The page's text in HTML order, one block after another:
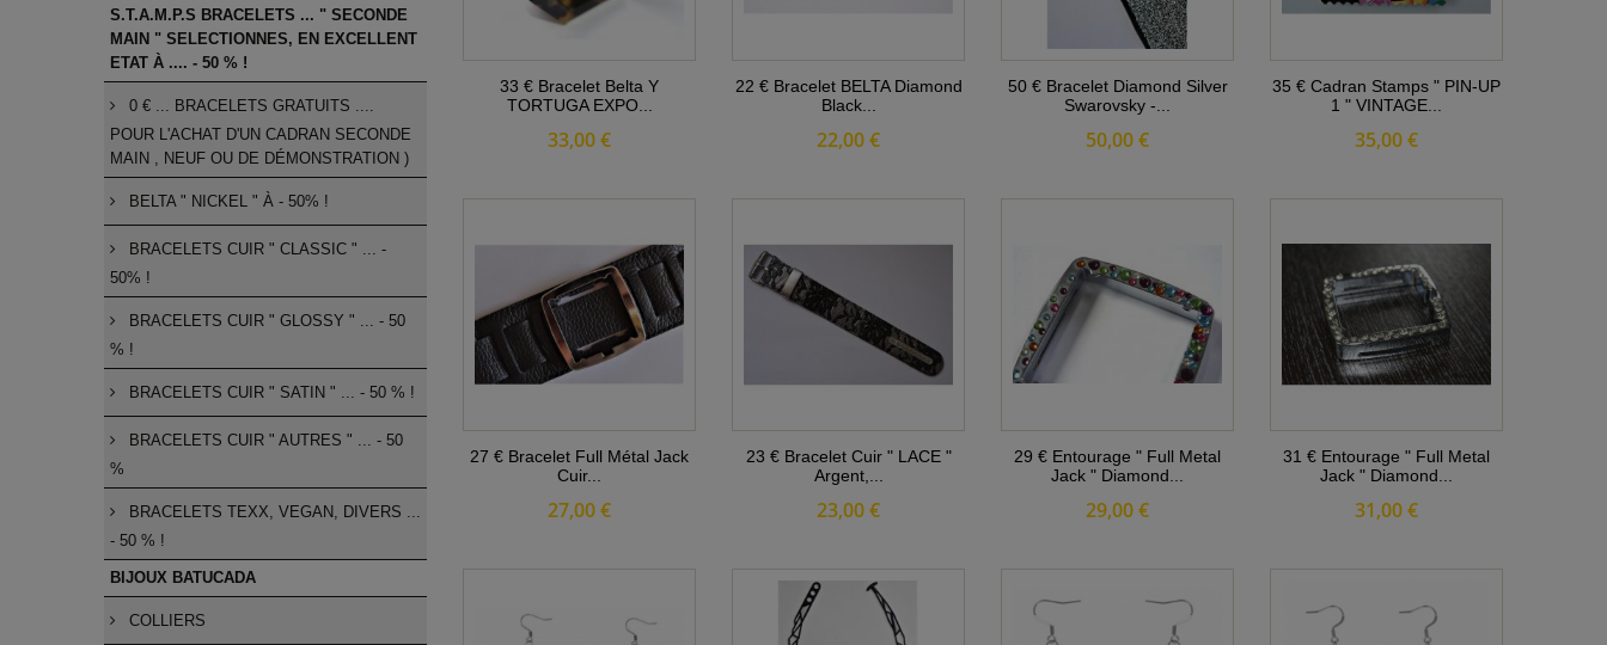
S.T.A.M.P.S BRACELETS ... " SECONDE
MAIN " SELECTIONNES, EN EXCELLENT
ETAT À .... - 50 % !
0 € ... BRACELETS GRATUITS ....
POUR L'ACHAT D'UN CADRAN SECONDE
MAIN , NEUF OU DE DÉMONSTRATION )
BELTA " NICKEL " À - 50% !
BRACELETS CUIR " CLASSIC " ... -
50% !
BRACELETS CUIR " GLOSSY " ... - 50
% !
BRACELETS CUIR " SATIN " ... - 50 % !
BRACELETS CUIR " AUTRES " ... - 50
%
BRACELETS TEXX, VEGAN, DIVERS ...
- 50 % !
BIJOUX BATUCADA
COLLIERS
33 € Bracelet Belta Y
TORTUGA EXPO...
33,00 €
22 € Bracelet BELTA Diamond
Black...
22,00 €
50 € Bracelet Diamond Silver
Swarovsky -...
50,00 €
35 € Cadran Stamps " PIN-UP
1 " VINTAGE...
35,00 €
27 € Bracelet Full Métal Jack
Cuir...
27,00 €
23 € Bracelet Cuir " LACE "
Argent,...
23,00 €
29 € Entourage " Full Metal
Jack " Diamond...
29,00 €
31 € Entourage " Full Metal
Jack " Diamond...
31,00 €